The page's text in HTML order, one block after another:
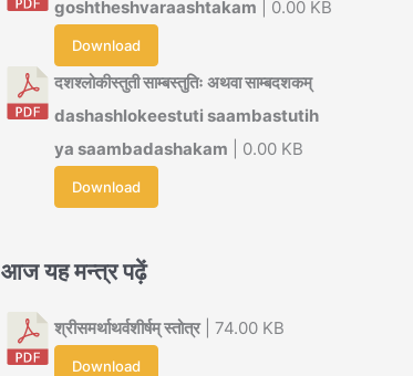
goshtheshvaraashtakam | 0.00 KB
Download
दशश्लोकीस्तुती साम्बस्तुतिः अथवा साम्बदशकम्
dashashlokeestuti saambastutih
ya saambadashakam | 0.00 KB
Download
आज यह मन्त्र पढ़ें
श्रीसमर्थाथर्वशीर्षम् स्तोत्र| 74.00 KB
Download